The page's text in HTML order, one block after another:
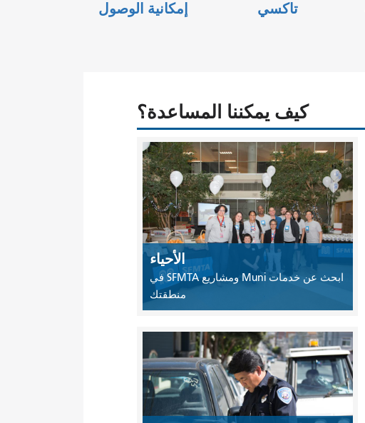
تاكسي إمكانية الوصول
كيف يمكننا المساعدة؟
الأحياء
ابحث عن خدمات Muni ومشاريع SFMTA في
منطقتك